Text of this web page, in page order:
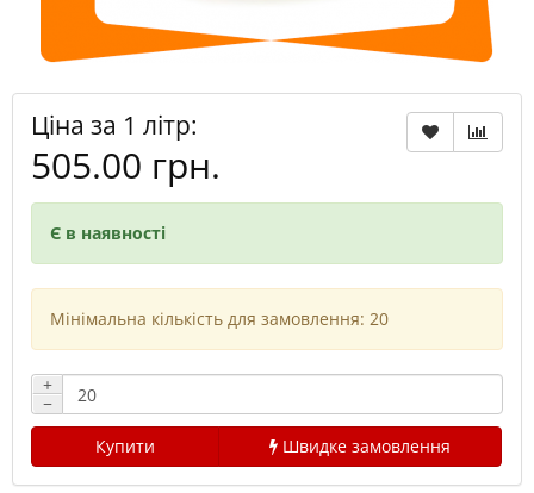
Ціна за 1 літр:
505.00 грн.
Є в наявності
Мінімальна кількість для замовлення: 20
+
−
Купити
Швидке замовлення